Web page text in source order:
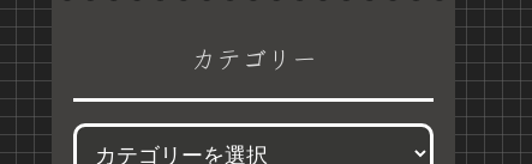
カテゴリー